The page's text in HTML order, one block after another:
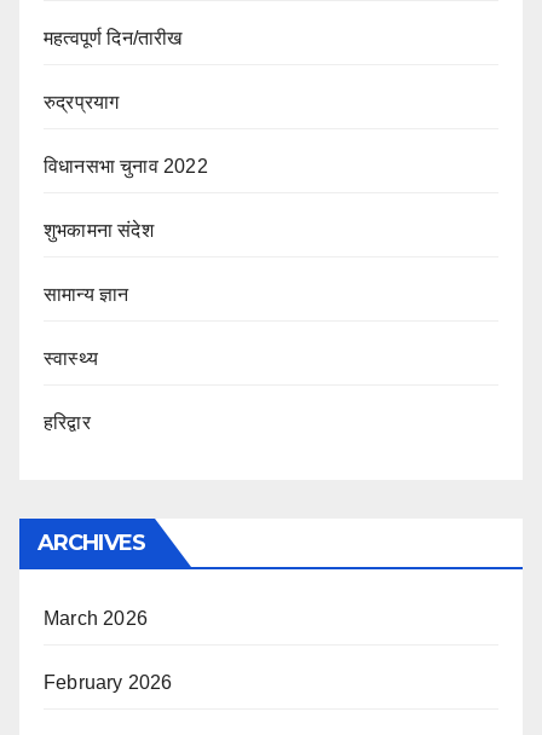
महत्वपूर्ण दिन/तारीख
रुद्रप्रयाग
विधानसभा चुनाव 2022
शुभकामना संदेश
सामान्य ज्ञान
स्वास्थ्य
हरिद्वार
ARCHIVES
March 2026
February 2026